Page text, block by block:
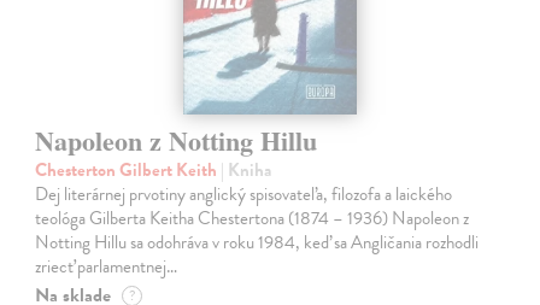
Napoleon z Notting Hillu
Chesterton Gilbert Keith | Kniha
Dej literárnej prvotiny anglický spisovateľa, filozofa a laického
teológa Gilberta Keitha Chestertona (1874 – 1936) Napoleon z
Notting Hillu sa odohráva v roku 1984, keď sa Angličania rozhodli
zriecť parlamentnej…
Na sklade ?